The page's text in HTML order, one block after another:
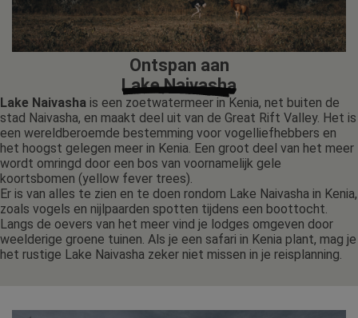
Ontspan aan
Lake Naivasha
Lake Naivasha is een zoetwatermeer in Kenia, net buiten de
stad Naivasha, en maakt deel uit van de Great Rift Valley. Het is
een wereldberoemde bestemming voor vogelliefhebbers en
het hoogst gelegen meer in Kenia. Een groot deel van het meer
wordt omringd door een bos van voornamelijk gele
koortsbomen (yellow fever trees).
Er is van alles te zien en te doen rondom Lake Naivasha in Kenia,
zoals vogels en nijlpaarden spotten tijdens een boottocht.
Langs de oevers van het meer vind je lodges omgeven door
weelderige groene tuinen. Als je een safari in Kenia plant, mag je
het rustige Lake Naivasha zeker niet missen in je reisplanning.